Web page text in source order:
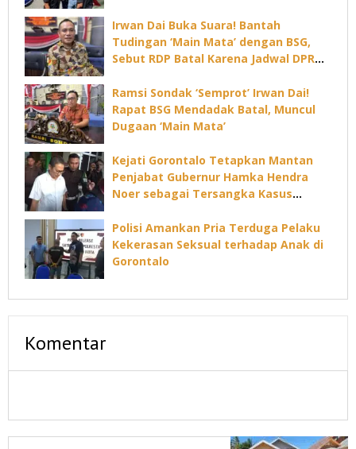
Irwan Dai Buka Suara! Bantah
Tudingan ‘Main Mata’ dengan BSG,
Sebut RDP Batal Karena Jadwal DPRD
Ramsi Sondak ‘Semprot’ Irwan Dai!
Rapat BSG Mendadak Batal, Muncul
Dugaan ‘Main Mata’
Kejati Gorontalo Tetapkan Mantan
Penjabat Gubernur Hamka Hendra
Noer sebagai Tersangka Kasus
Polisi Amankan Pria Terduga Pelaku
Kekerasan Seksual terhadap Anak di
Gorontalo
Komentar